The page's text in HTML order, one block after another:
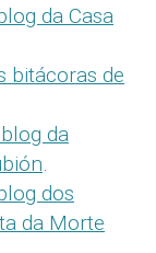
da Casa
bitácoras de
da
.
dos
da Morte